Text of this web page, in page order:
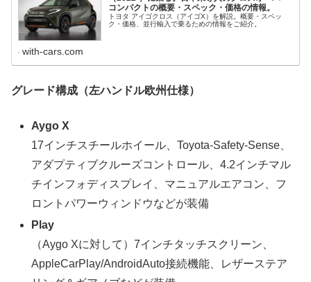
コンパクトの概要・スペック・価格の情報。
トヨタ アイゴクロス（アイゴX）を解説。概要・スペッ
ク・価格、並行輸入で乗るための情報をご紹介。
with-cars.com
グレード構成（左ハンドル欧州仕様）
Aygo X
17インチスチールホイール、Toyota-Safety-Sense、
アダプティブクルーズコントロール、4.2インチマル
チインフォディスプレイ、マニュアルエアコン、フ
ロントパワーウィンドウなどが装備
Play
（Aygo Xに対して）7インチタッチスクリーン、
AppleCarPlay/AndroidAuto接続機能、レザーステア